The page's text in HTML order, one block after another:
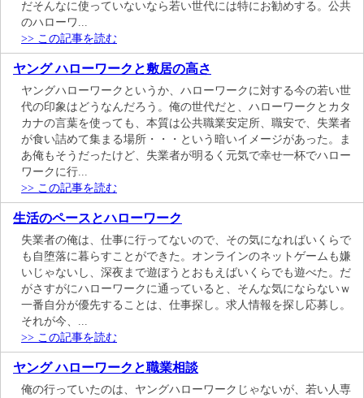
だそんなに使っていないなら若い世代には特にお勧めする。公共
のハローワ...
>> この記事を読む
ヤング ハローワークと敷居の高さ
ヤングハローワークというか、ハローワークに対する今の若い世
代の印象はどうなんだろう。俺の世代だと、ハローワークとカタ
カナの言葉を使っても、本質は公共職業安定所、職安で、失業者
が食い詰めて集まる場所・・・という暗いイメージがあった。ま
あ俺もそうだったけど、失業者が明るく元気で幸せ一杯でハロー
ワークに行...
>> この記事を読む
生活のペースとハローワーク
失業者の俺は、仕事に行ってないので、その気になればいくらで
も自堕落に暮らすことができた。オンラインのネットゲームも嫌
いじゃないし、深夜まで遊ぼうとおもえばいくらでも遊べた。だ
がさすがにハローワークに通っていると、そんな気にならないｗ
一番自分が優先することは、仕事探し。求人情報を探し応募し。
それが今、...
>> この記事を読む
ヤング ハローワークと職業相談
俺の行っていたのは、ヤングハローワークじゃないが、若い人専